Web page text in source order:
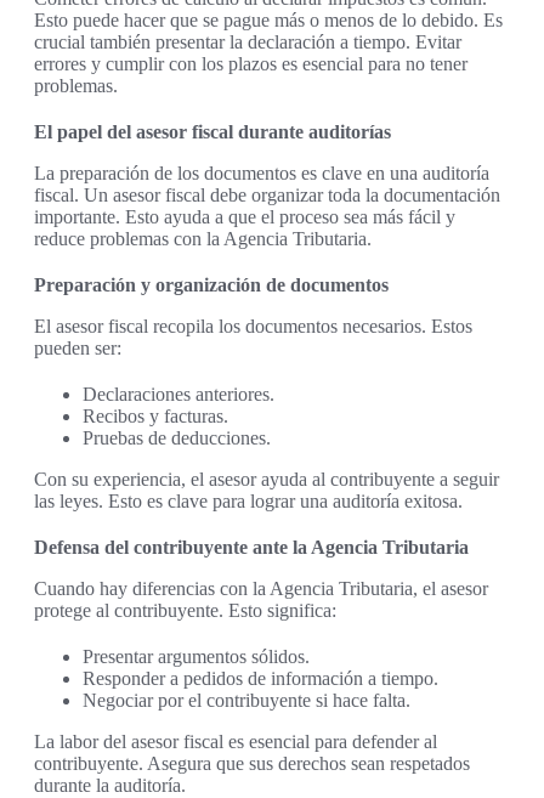
Esto puede hacer que se pague más o menos de lo debido. Es
crucial también presentar la declaración a tiempo. Evitar
errores y cumplir con los plazos es esencial para no tener
problemas.
El papel del asesor fiscal durante auditorías
La preparación de los documentos es clave en una auditoría
fiscal. Un asesor fiscal debe organizar toda la documentación
importante. Esto ayuda a que el proceso sea más fácil y
reduce problemas con la Agencia Tributaria.
Preparación y organización de documentos
El asesor fiscal recopila los documentos necesarios. Estos
pueden ser:
Declaraciones anteriores.
Recibos y facturas.
Pruebas de deducciones.
Con su experiencia, el asesor ayuda al contribuyente a seguir
las leyes. Esto es clave para lograr una auditoría exitosa.
Defensa del contribuyente ante la Agencia Tributaria
Cuando hay diferencias con la Agencia Tributaria, el asesor
protege al contribuyente. Esto significa:
Presentar argumentos sólidos.
Responder a pedidos de información a tiempo.
Negociar por el contribuyente si hace falta.
La labor del asesor fiscal es esencial para defender al
contribuyente. Asegura que sus derechos sean respetados
durante la auditoría.